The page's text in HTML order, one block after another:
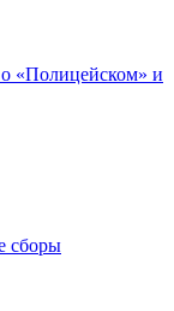
«Полицейском» и
сборы